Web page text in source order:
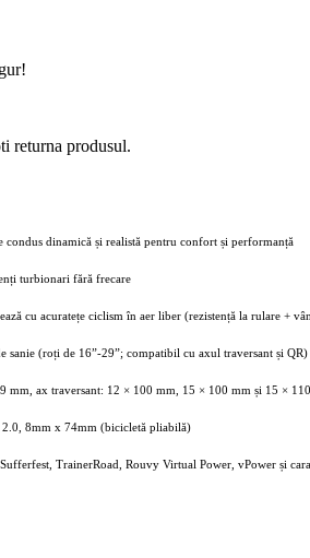
returna produsul.
dinamică și realistă pentru confort și performanță
turbionari fără frecare
cu acuratețe ciclism în aer liber (rezistență la rulare +
sanie (roți de 16”-29”; compatibil cu axul traversant și QR)
mm, ax traversant: 12 × 100 mm, 15 × 100 mm și 15 ×
8mm x 74mm (bicicletă pliabilă)
TrainerRoad, Rouvy Virtual Power, vPower și